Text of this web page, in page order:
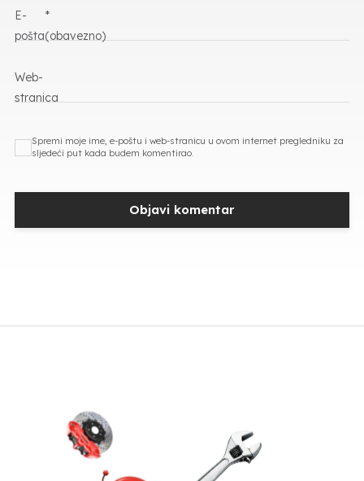
E-
pošta
*
(obavezno)
Web-
stranica
Spremi moje ime, e-poštu i web-stranicu u ovom internet pregledniku za
sljedeći put kada budem komentirao.